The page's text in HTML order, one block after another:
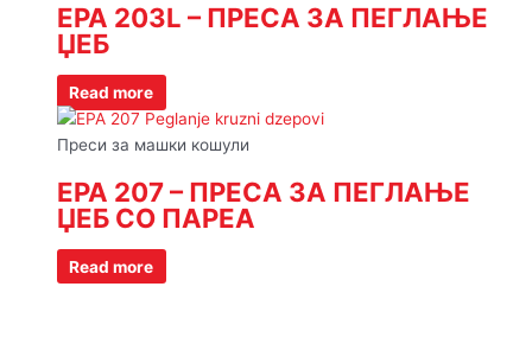
EPA 203L – ПРЕСА ЗА ПЕГЛАЊЕ
ЏЕБ
Read more
Преси за машки кошули
EPA 207 – ПРЕСА ЗА ПЕГЛАЊЕ
ЏЕБ СО ПАРЕА
Read more